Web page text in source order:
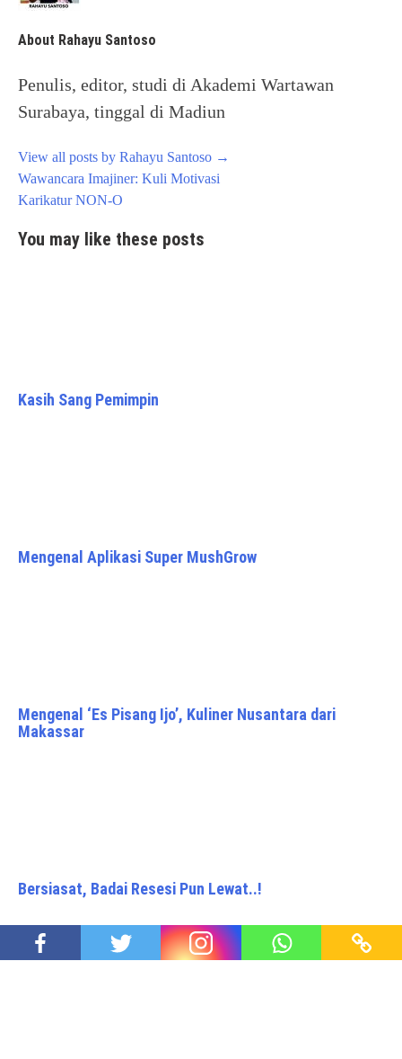
About Rahayu Santoso
Penulis, editor, studi di Akademi Wartawan
Surabaya, tinggal di Madiun
View all posts by Rahayu Santoso →
Post
navigation
Wawancara Imajiner: Kuli Motivasi
Karikatur NON-O
You may like these posts
Kasih Sang Pemimpin
Mengenal Aplikasi Super MushGrow
Mengenal ‘Es Pisang Ijo’, Kuliner Nusantara dari
Makassar
Bersiasat, Badai Resesi Pun Lewat..!